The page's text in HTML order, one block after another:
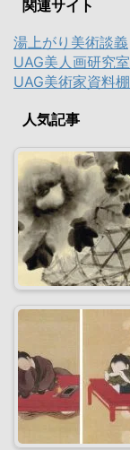
関連サイト
湯上がり美術談義
UAG美人画研究室
UAG美術家資料棚
人気記事